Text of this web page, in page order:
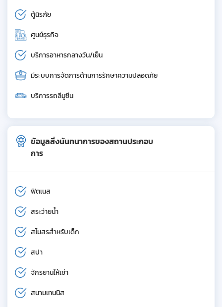
ตู้นิรภัย
ศูนย์ธุรกิจ
บริการอาหารกลางวัน/เย็น
มีระบบการจัดการด้านการรักษาความปลอดภัย
บริการรถลีมูซีน
ข้อมูลสิ่งนันทนาการของสถานประกอบ
การ
ฟิตเนส
สระว่ายน้ำ
สโมสรสำหรับเด็ก
สปา
จักรยานให้เช่า
สนามเทนนิส